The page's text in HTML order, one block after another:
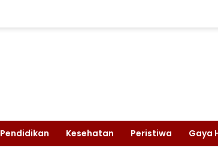
Pendidikan Kesehatan Peristiwa Gaya